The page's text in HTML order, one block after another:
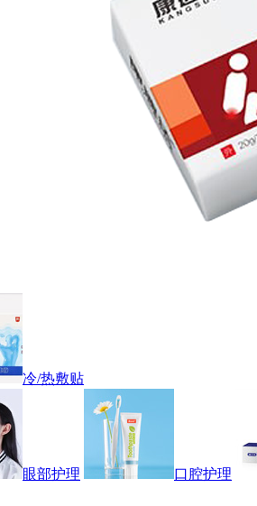
冷/热敷贴
眼部护理 口腔护理